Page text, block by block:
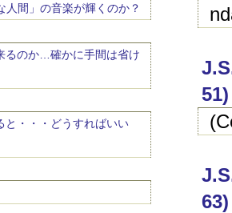
人間」の音楽が輝くのか？
るのか…確かに手間は省け
と・・・どうすればいい
51)
63)